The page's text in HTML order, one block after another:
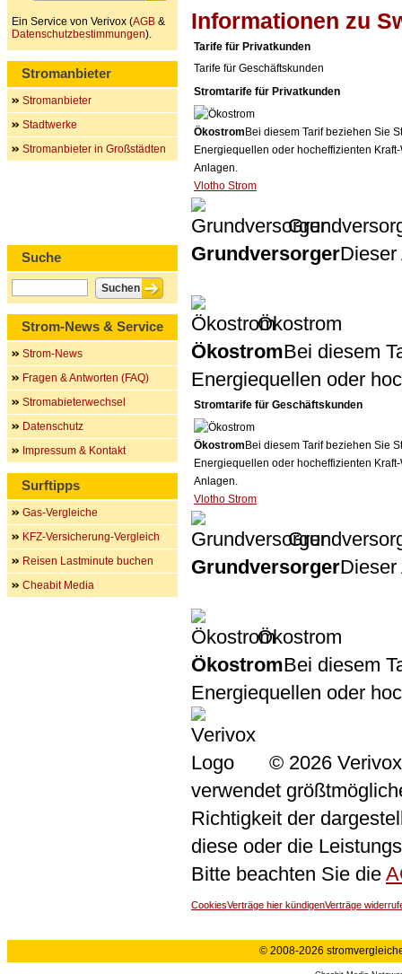
Informationen zu
Tarife für Privatkunden
Tarife für Geschäftskunden
Stromtarife für Privatkunden
Ökostrom Bei diesem Tarif beziehen Sie
Energiequellen oder hocheffizienten
Anlagen.
Vlotho Strom
GrundversorgerDieser
Ökostrom
ÖkostromBei diesem
Energiequellen oder
Stromtarife für Geschäftskunden
Ökostrom Bei diesem Tarif beziehen Sie
Energiequellen oder hocheffizienten
Anlagen.
Vlotho Strom
GrundversorgerDieser
Ökostrom
ÖkostromBei diesem
Energiequellen oder
© 2026
verwendet
Richtigkeit der
diese oder die
Bitte beachten Sie die
CookiesVerträge hier kündigenVerträge
Ein Service von Verivox (AGB &
Datenschutzbestimmungen).
Stromanbieter
Stromanbieter
Stadtwerke
Stromanbieter in Großstädten
Suche
Strom-News & Service
Strom-News
Fragen & Antworten (FAQ)
Stromabieterwechsel
Datenschutz
Impressum & Kontakt
Surftipps
Gas-Vergleiche
KFZ-Versicherung-Vergleich
Reisen Lastminute buchen
Cheabit Media
© 2008-2026